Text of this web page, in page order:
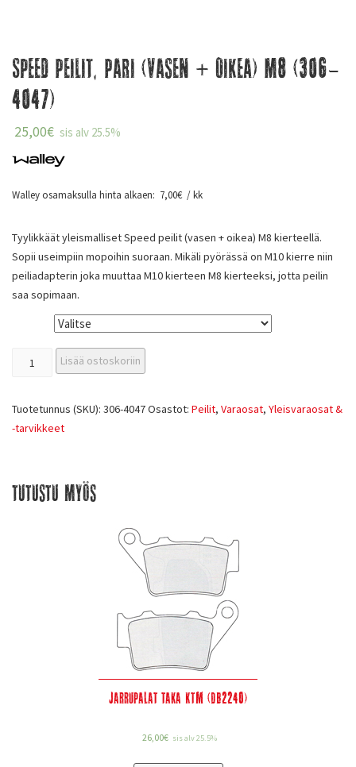
Speed Peilit, Pari (vasen + oikea) M8 (306-
4047)
25,00€ sis alv 25.5%
Walley osamaksulla hinta alkaen: 7,00€ / kk
Tyylikkäät yleismalliset Speed peilit (vasen + oikea) M8 kierteellä.
Sopii useimpiin mopoihin suoraan. Mikäli pyörässä on M10 kierre niin
peiliadapterin joka muuttaa M10 kierteen M8 kierteeksi, jotta peilin
saa sopimaan.
Lisää ostoskoriin
Tuotetunnus (SKU): 306-4047Osastot: Peilit, Varaosat, Yleisvaraosat &
-tarvikkeet
Tutustu myös
Jarrupalat taka KTM (DB2240)
26,00€ sis alv 25.5%